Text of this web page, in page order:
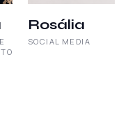
Rosália
SOCIAL MEDIA